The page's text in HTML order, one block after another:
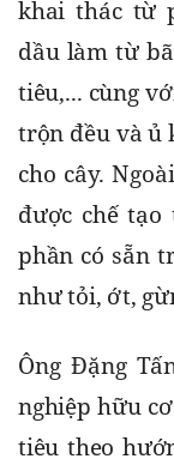
khai thác từ
dầu làm từ
tiêu,... cùng
trộn đều và ủ
cho cây.
được chế
phần có sẵn
như tỏi, ớt,
Ông Đặng
nghiệp hữu
tiêu theo